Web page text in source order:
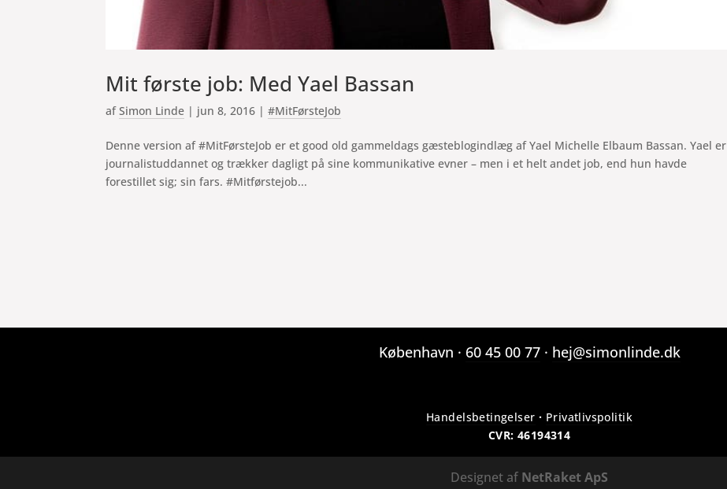
Mit første job: Med Yael Bassan
afSimon Linde | jun 8, 2016 |#MitFørsteJob
Denne version af #MitFørsteJob er et good old gammeldags gæsteblogindlæg af Yael Michelle Elbaum Bassan. Yael er
journalistuddannet og trækker dagligt på sine kommunikative evner – men i et helt andet job, end hun havde
forestillet sig; sin fars. #Mitførstejob...
København · 60 45 00 77· hej@simonlinde.dk
Handelsbetingelser · Privatlivspolitik
CVR: 46194314
Designet af NetRaket ApS